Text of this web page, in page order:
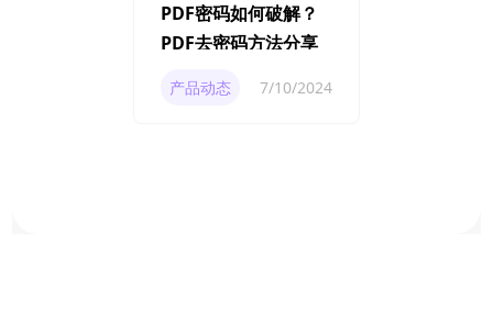
PDF密码如何破解？
PDF去密码方法分享
产品动态 7/10/2024